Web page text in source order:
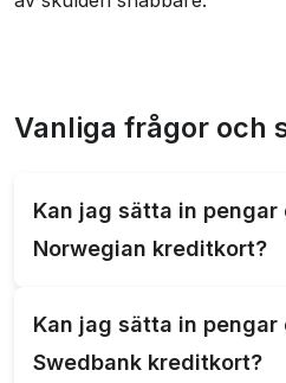
Vanliga frågor och
Kan jag sätta in
Norwegian kreditkort?
kreditkort. Det är dock
och villkor för specifika
Kan jag sätta in
Swedbank kreditkort?